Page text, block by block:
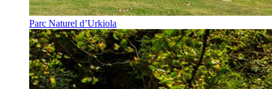
Parc Naturel d’Urkiola